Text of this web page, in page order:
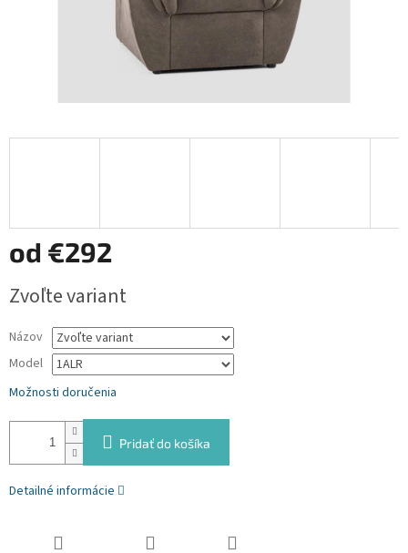
od €292
cena:
Zvoľte variant
Názov
Model
Možnosti doručenia
Pridať do košíka
Detailné informácie